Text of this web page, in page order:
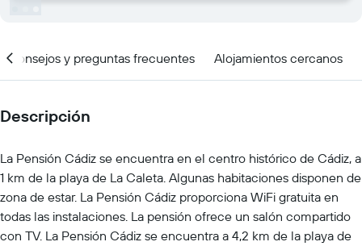
Consejos y preguntas frecuentes Alojamientos cercanos
Descripción
La Pensión Cádiz se encuentra en el centro histórico de Cádiz, a
1 km de la playa de La Caleta. Algunas habitaciones disponen de
zona de estar. La Pensión Cádiz proporciona WiFi gratuita en
todas las instalaciones. La pensión ofrece un salón compartido
con TV. La Pensión Cádiz se encuentra a 4,2 km de la playa de